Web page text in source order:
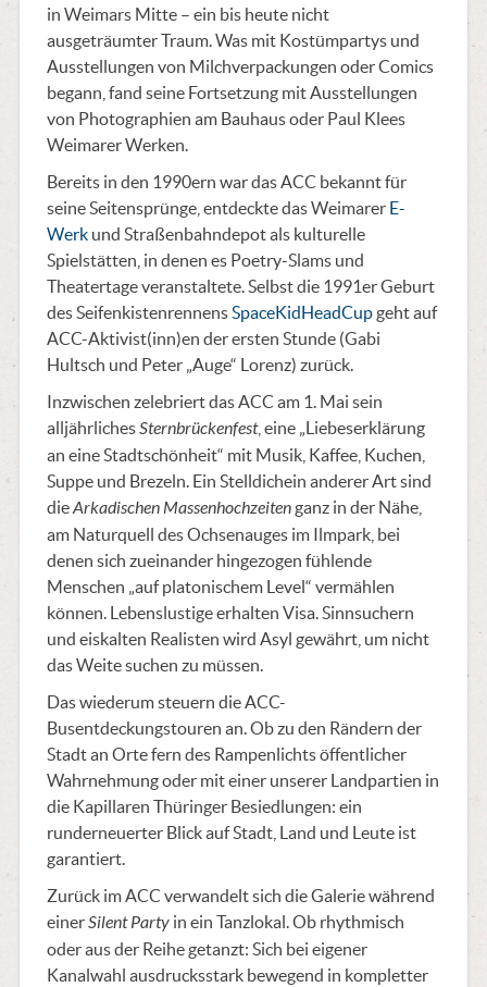
in Weimars Mitte – ein bis heute nicht
ausgeträumter Traum. Was mit Kostümpartys und
Ausstellungen von Milchverpackungen oder Comics
begann, fand seine Fortsetzung mit Ausstellungen
von Photographien am Bauhaus oder Paul Klees
Weimarer Werken.
Bereits in den 1990ern war das ACC bekannt für
seine Seitensprünge, entdeckte das Weimarer E-
Werkund Straßenbahndepot als kulturelle
Spielstätten, in denen es Poetry-Slams und
Theatertage veranstaltete. Selbst die 1991er Geburt
des SeifenkistenrennensSpaceKidHeadCupgeht auf
ACC-Aktivist(inn)en der ersten Stunde (Gabi
Hultsch und Peter „Auge“ Lorenz) zurück.
Inzwischen zelebriert das ACC am 1. Mai sein
alljährlichesSternbrückenfest, eine „Liebeserklärung
an eine Stadtschönheit“ mit Musik, Kaffee, Kuchen,
Suppe und Brezeln. Ein Stelldichein anderer Art sind
dieArkadischen Massenhochzeitenganz in der Nähe,
am Naturquell des Ochsenauges im Ilmpark, bei
denen sich zueinander hingezogen fühlende
Menschen „auf platonischem Level“ vermählen
können. Lebenslustige erhalten Visa. Sinnsuchern
und eiskalten Realisten wird Asyl gewährt, um nicht
das Weite suchen zu müssen.
Das wiederum steuern die ACC-
Busentdeckungstouren an. Ob zu den Rändern der
Stadt an Orte fern des Rampenlichts öffentlicher
Wahrnehmung oder mit einer unserer Landpartien in
die Kapillaren Thüringer Besiedlungen: ein
runderneuerter Blick auf Stadt, Land und Leute ist
garantiert.
Zurück im ACC verwandelt sich die Galerie während
einerSilent Partyin ein Tanzlokal. Ob rhythmisch
oder aus der Reihe getanzt: Sich bei eigener
Kanalwahl ausdrucksstark bewegend in kompletter